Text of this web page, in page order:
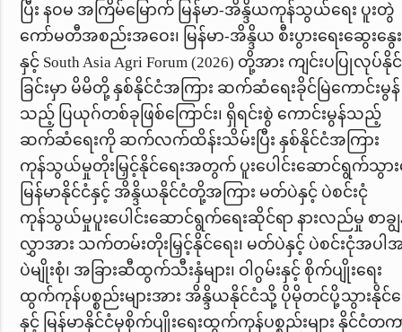
ပြီး နဝမ အကြိမ်မြောက် မြန်မာ-အိန္ဒိယကုန်သွယ်ရေး ပူးတွဲ
ကော်မတီအစည်းအဝေး၊ မြန်မာ-အိန္ဒိယ စီးပွားရေးဆွေးနွေ
နှင့် South Asia Agri Forum (2026) တို့အား ကျင်းပပြုလုပ်နို
ခြင်းမှာ မိမိတို့ နှစ်နိုင်ငံအကြား ဆက်ဆံရေးခိုင်မြဲကောင်းမွန်
သည့် ပြယုဂ်တစ်ခုဖြစ်ကြောင်း၊ ရှိရင်းစွဲ ကောင်းမွန်သည့်
ဆက်ဆံရေးကို ဆက်လက်ထိန်းသိမ်းပြီး နှစ်နိုင်ငံအကြား
ကုန်သွယ်မှုတိုးမြှင့်နိုင်ရေးအတွက် ပူးပေါင်းဆောင်ရွက်သွားရ
မြန်မာနိုင်ငံနှင့် အိန္ဒိယနိုင်ငံတို့အကြား မတ်ပဲနှင့် ပဲစင်းငုံ
ကုန်သွယ်မှုပူးပေါင်းဆောင်ရွက်ရေးဆိုင်ရာ နားလည်မှု စာခ
လွှာအား သက်တမ်းတိုးမြှင့်နိုင်ရေး၊ မတ်ပဲနှင့် ပဲစင်းငုံအပါ
ပဲမျိုးစုံ၊ အခြားဆီထွက်သီးနှံများ၊ ဝါဂွမ်းနှင့် စိုက်ပျိုးရေး
ထွက်ကုန်ပစ္စည်းများအား အိန္ဒိယနိုင်ငံသို့ ပိုမိုတင်ပို့သွားနိုင်ရ
နှင့် မြန်မာနိုင်ငံမှစိုက်ပျိုးရေးထွက်ကုန်ပစ္စည်းများ နိုင်ငံတ